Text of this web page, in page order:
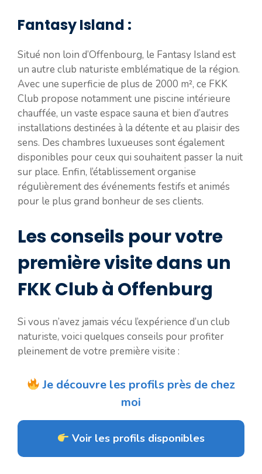
Fantasy Island :
Situé non loin d’Offenbourg, le Fantasy Island est
un autre club naturiste emblématique de la région.
Avec une superficie de plus de 2000 m², ce FKK
Club propose notamment une piscine intérieure
chauffée, un vaste espace sauna et bien d’autres
installations destinées à la détente et au plaisir des
sens. Des chambres luxueuses sont également
disponibles pour ceux qui souhaitent passer la nuit
sur place. Enfin, l’établissement organise
régulièrement des événements festifs et animés
pour le plus grand bonheur de ses clients.
Les conseils pour votre
première visite dans un
FKK Club à Offenburg
Si vous n’avez jamais vécu l’expérience d’un club
naturiste, voici quelques conseils pour profiter
pleinement de votre première visite :
Je découvre les profils près de chez
moi
Voir les profils disponibles